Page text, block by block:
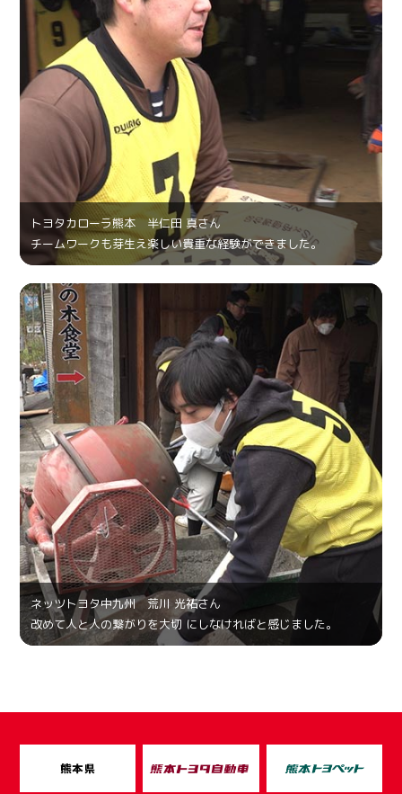
トヨタカローラ熊本 半仁田 真さん
チームワークも芽生え楽しい貴重な経験ができました。
ネッツトヨタ中九州 荒川 光祐さん
改めて人と人の繋がりを大切 にしなければと感じました。